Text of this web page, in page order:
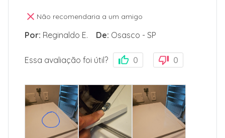
Não recomendaria a um amigo
Por: Reginaldo E. De: Osasco - SP
Essa avaliação foi útil? 0 0